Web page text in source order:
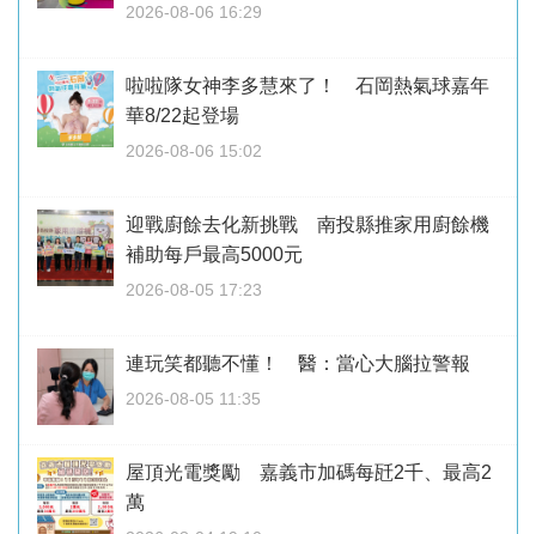
2026-08-06 16:29
啦啦隊女神李多慧來了！ 石岡熱氣球嘉年
華8/22起登場
2026-08-06 15:02
迎戰廚餘去化新挑戰 南投縣推家用廚餘機
補助每戶最高5000元
2026-08-05 17:23
連玩笑都聽不懂！ 醫：當心大腦拉警報
2026-08-05 11:35
屋頂光電獎勵 嘉義市加碼每瓩2千、最高2
萬